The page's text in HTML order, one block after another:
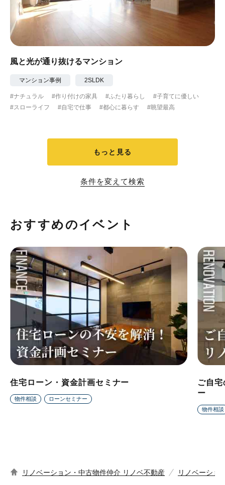
風と光が通り抜けるマンション
マンション事例 2SLDK
#ナチュラル #作り付けの家具 #ふたり暮らし
#子育てに優しい
#スローライフ
#自宅で仕事 #都心に暮らす #眺望最高
もっと見る
条件を変えて検索
おすすめのイベント
住宅ローン・資金計画セミナー
物件相談 ローンセミナー
ご自
ー
物件相談
リノベーション・中古物件仲介 リノベ不動産 リノベーショ